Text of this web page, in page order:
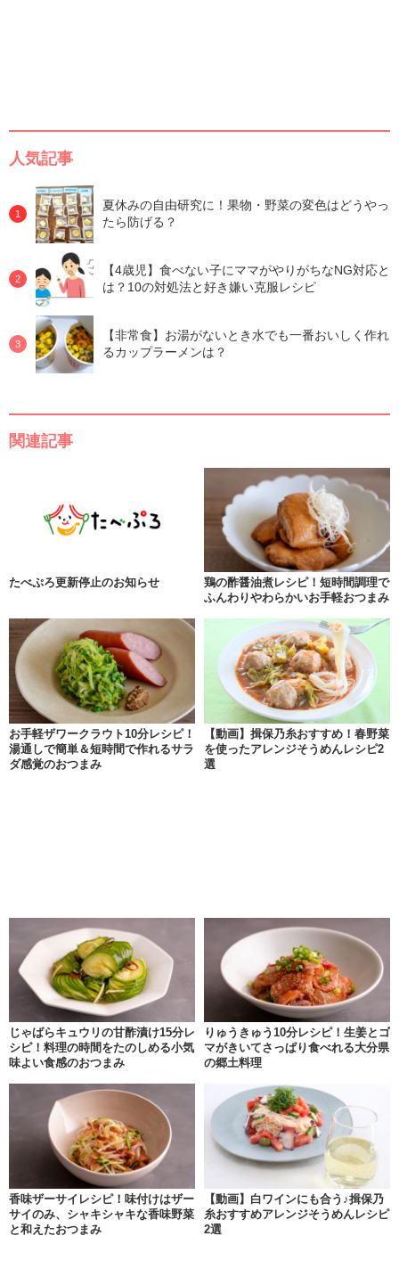
人気記事
夏休みの自由研究に！果物・野菜の変色はどうやっ
たら防げる？
【4歳児】食べない子にママがやりがちなNG対応と
は？10の対処法と好き嫌い克服レシピ
【非常食】お湯がないとき水でも一番おいしく作れ
るカップラーメンは？
関連記事
たべぷろ更新停止のお知らせ
鶏の酢醤油煮レシピ！短時間調理で
ふんわりやわらかいお手軽おつまみ
お手軽ザワークラウト10分レシピ！
湯通しで簡単＆短時間で作れるサラ
ダ感覚のおつまみ
【動画】揖保乃糸おすすめ！春野菜
を使ったアレンジそうめんレシピ2
選
じゃばらキュウリの甘酢漬け15分レ
シピ！料理の時間をたのしめる小気
味よい食感のおつまみ
りゅうきゅう10分レシピ！生姜とゴ
マがきいてさっぱり食べれる大分県
の郷土料理
香味ザーサイレシピ！味付けはザー
サイのみ、シャキシャキな香味野菜
と和えたおつまみ
【動画】白ワインにも合う♪揖保乃
糸おすすめアレンジそうめんレシピ
2選